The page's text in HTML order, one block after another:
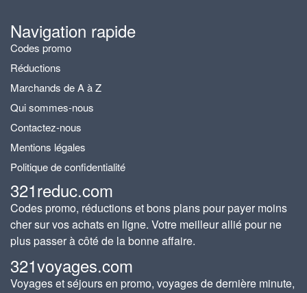
Navigation rapide
Codes promo
Réductions
Marchands de A à Z
Qui sommes-nous
Contactez-nous
Mentions légales
Politique de confidentialité
321reduc.com
Codes promo, réductions et bons plans pour payer moins
cher sur vos achats en ligne. Votre meilleur allié pour ne
plus passer à côté de la bonne affaire.
321voyages.com
Voyages et séjours en promo, voyages de dernière minute,